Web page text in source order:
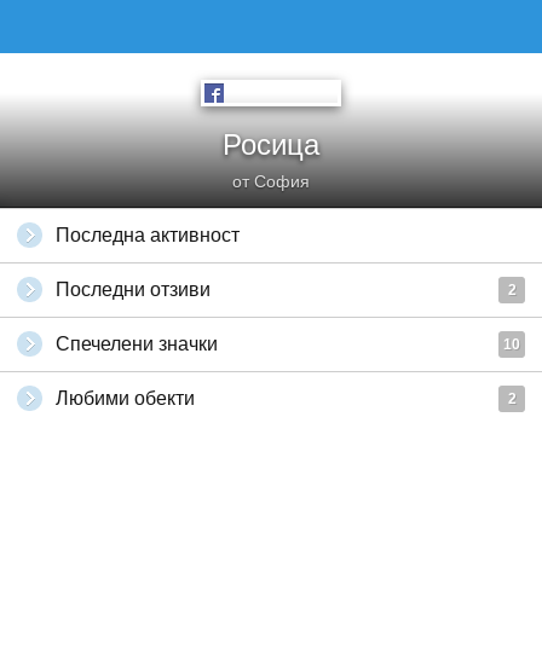
Росица
от София
Последна активност
Последни отзиви 2
Спечелени значки 10
Любими обекти 2